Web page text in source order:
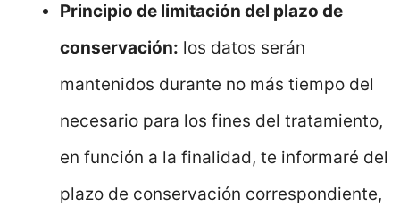
Principio de limitación del plazo de
conservación: los datos serán
mantenidos durante no más tiempo del
necesario para los fines del tratamiento,
en función a la finalidad, te informaré del
plazo de conservación correspondiente,